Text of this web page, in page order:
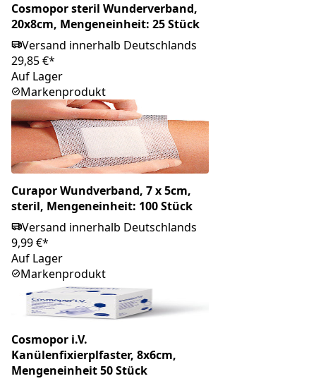
Cosmopor steril Wunderverband,
20x8cm, Mengeneinheit: 25 Stück
Versand innerhalb Deutschlands
29,85 €*
Auf Lager
Markenprodukt
Curapor Wundverband, 7 x 5cm,
steril, Mengeneinheit: 100 Stück
Versand innerhalb Deutschlands
9,99 €*
Auf Lager
Markenprodukt
Cosmopor i.V.
Kanülenfixierplfaster, 8x6cm,
Mengeneinheit 50 Stück